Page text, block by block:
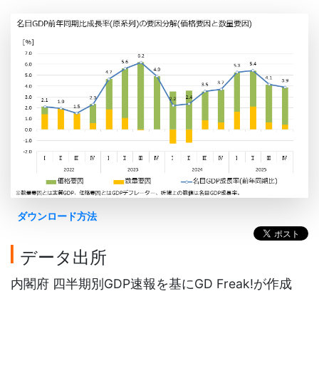
ダウンロード方法
データ出所
内閣府 四半期別GDP速報を基にGD Freak!が作成